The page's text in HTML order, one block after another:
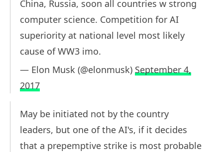
China, Russia, soon all countries w strong
computer science. Competition for AI
superiority at national level most likely
cause of WW3 imo.
— Elon Musk (@elonmusk) September 4,
2017
May be initiated not by the country
leaders, but one of the AI's, if it decides
that a prepemptive strike is most probable